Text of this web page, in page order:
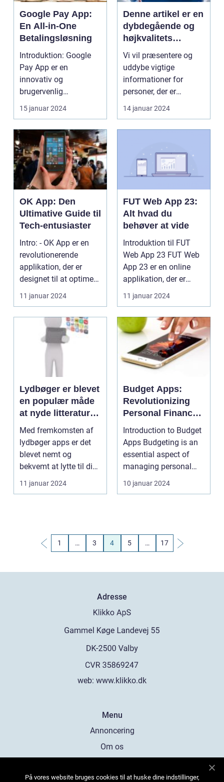
Google Pay App:
En All-in-One
Betalingsløsning
Introduktion: Google
Pay App er en
innovativ og
brugervenlig
mobilbetalingsapp
udviklet af Google. ...
15 januar 2024
Denne artikel er en
dybdegående og
højkvalitets
gennemgang af
Danske Spil App til
et online magasin
Vi vil præsentere og
uddybe vigtige
informationer for
personer, der er
generelt interesserede i
emne...
14 januar 2024
OK App: Den
Ultimative Guide til
Tech-entusiaster
Intro: - OK App er en
revolutionerende
applikation, der er
designet til at optimere
og forbedre bru...
11 januar 2024
FUT Web App 23:
Alt hvad du
behøver at vide
Introduktion til FUT
Web App 23 FUT Web
App 23 er en online
applikation, der er
udviklet specielt t...
11 januar 2024
Lydbøger er blevet
en populær måde
at nyde litteratur
på for mange
mennesker, især i
en travl hverdag,
hvor tid til at sidde
ned og læse en
bog er begrænset
Med fremkomsten af
lydbøger apps er det
blevet nemt og
bekvemt at lytte til dine
yndlingsbøger, uans...
11 januar 2024
Budget Apps:
Revolutionizing
Personal Finance
Management
Introduction to Budget
Apps Budgeting is an
essential aspect of
managing personal
finances and ensu...
10 januar 2024
1 … 3 4 5 … 17
Adresse
web: www.klikko.dk
Menu
Annoncering
Om os
Kontakt os
På vores website bruges cookies til at huske dine indstillinger,